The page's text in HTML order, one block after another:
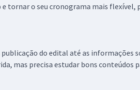
o seu cronograma mais flexível,
do edital até as informações
mas precisa estudar bons conteúdos